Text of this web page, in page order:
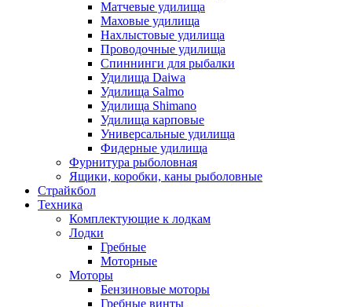
Матчевые удилища
Маховые удилища
Нахлыстовые удилища
Проводочные удилища
Спиннинги для рыбалки
Удилища Daiwa
Удилища Salmo
Удилища Shimano
Удилища карповые
Универсальные удилища
Фидерные удилища
Фурнитура рыболовная
Ящики, коробки, каны рыболовные
Страйкбол
Техника
Комплектующие к лодкам
Лодки
Гребные
Моторные
Моторы
Бензиновые моторы
Гребные винты